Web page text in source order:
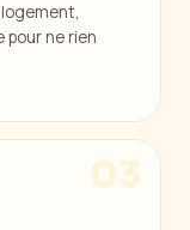
pour ne rien
03